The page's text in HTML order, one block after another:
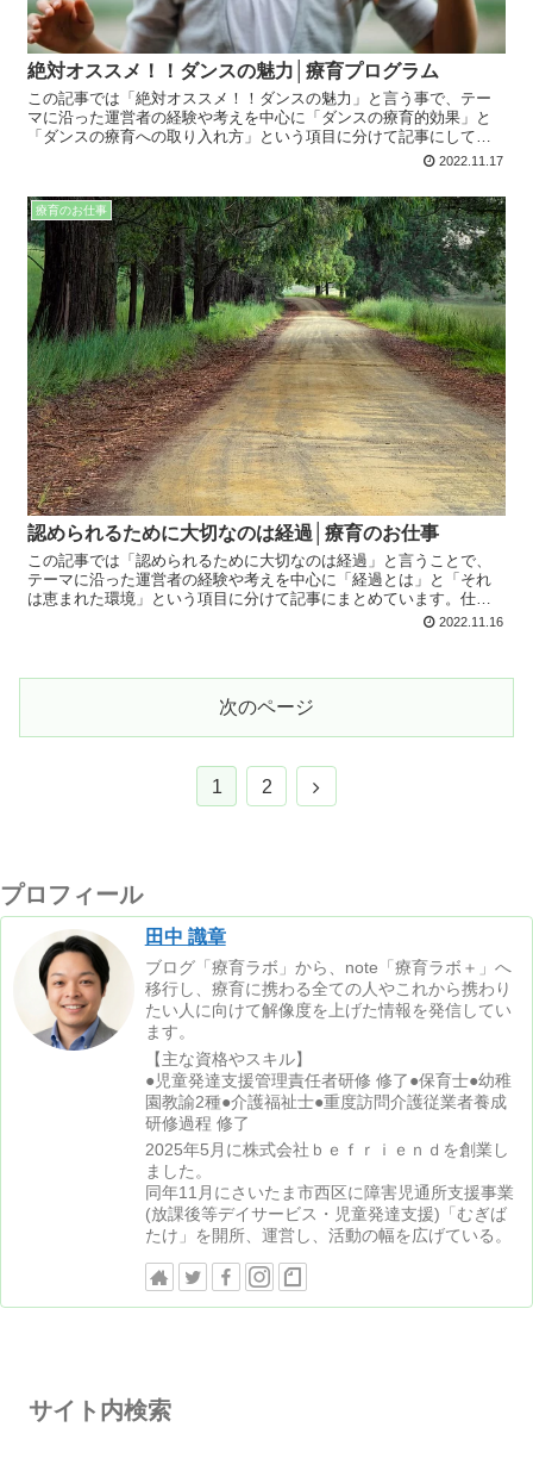
絶対オススメ！！ダンスの魅力│療育プログラム
この記事では「絶対オススメ！！ダンスの魅力」と言う事で、テー
マに沿った運営者の経験や考えを中心に「ダンスの療育的効果」と
「ダンスの療育への取り入れ方」という項目に分けて記事にしてい
ます。療育で役に立つ内容となってますので、是非最後までお読み
2022.11.17
療育のお仕事
認められるために大切なのは経過│療育のお仕事
この記事では「認められるために大切なのは経過」と言うことで、
テーマに沿った運営者の経験や考えを中心に「経過とは」と「それ
は恵まれた環境」という項目に分けて記事にまとめています。仕事
や療育でも役に立つ内容となってますので、是非最後までお読みく
2022.11.16
次のページ
1 2
次
プロフィール
田中 識章
ブログ「療育ラボ」から、note「療育ラボ＋」へ
移行し、療育に携わる全ての人やこれから携わり
たい人に向けて解像度を上げた情報を発信してい
ます。
【主な資格やスキル】
●児童発達支援管理責任者研修 修了●保育士●幼稚
園教諭2種●介護福祉士●重度訪問介護従業者養成
研修過程 修了
2025年5月に株式会社ｂｅｆｒｉｅｎｄを創業し
ました。
同年11月にさいたま市西区に障害児通所支援事業
(放課後等デイサービス・児童発達支援)「むぎば
たけ」を開所、運営し、活動の幅を広げている。
サイト内検索